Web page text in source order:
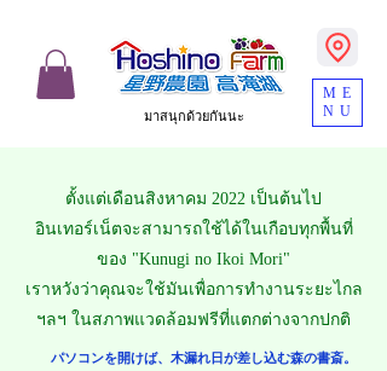
มาสนุกด้วยกันนะ
ME
NU
ตั้งแต่เดือนสิงหาคม 2022 เป็นต้นไป
อินเทอร์เน็ตจะสามารถใช้ได้ในเกือบทุกพื้นที่
ของ "Kunugi no Ikoi Mori"
เราหวังว่าคุณจะใช้มันเพื่อการทำงานระยะไกล
ฯลฯ ในสภาพแวดล้อมฟรีที่แตกต่างจากปกติ
パソコンを開けば、木漏れ日が差し込む森の書斎。